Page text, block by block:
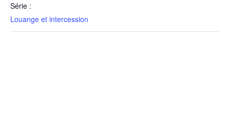
Série :
Louange et intercession